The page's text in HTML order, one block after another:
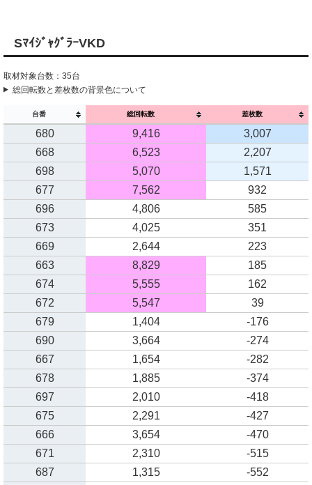
SﾏｲｼﾞｬｸﾞﾗｰVKD
取材対象台数：35台
総回転数と差枚数の背景色について
台番 総回転数 差枚数
680 9,416
3,007
668
6,523
2,207
698
5,070
1,571
677
7,562
932
696
4,806
585
673
4,025
351
669
2,644
223
663
8,829
185
674
5,555
162
672
5,547
39
679
1,404
-176
690
3,664
-274
667
1,654
-282
678
1,885
-374
697
2,010
-418
675
2,291
-427
666
3,654
-470
671
2,310
-515
687
1,315
-552